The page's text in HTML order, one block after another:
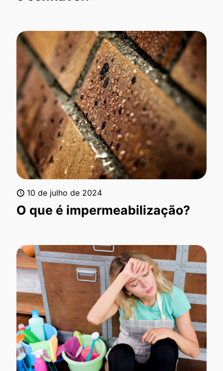
10 de julho de 2024
O que é impermeabilização?